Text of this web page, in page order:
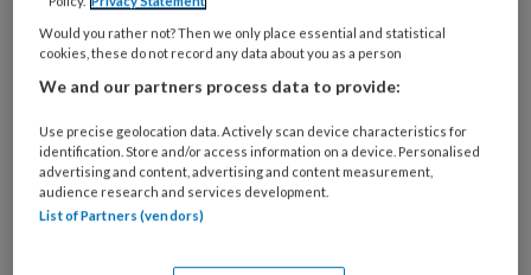
PREMIUM
Would you rather not? Then we only place essential and statistical
cookies, these do not record any data about you as a person
We and our partners process data to provide:
Use precise geolocation data. Actively scan device characteristics for
identification. Store and/or access information on a device. Personalised
advertising and content, advertising and content measurement,
audience research and services development.
List of Partners (vendors)